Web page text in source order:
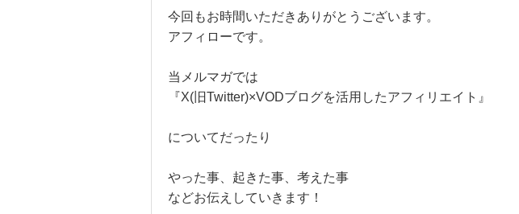
今回もお時間いただきありがとうございます。
アフィローです。
当メルマガでは
『X(旧Twitter)×VODブログを活用したアフィリエイト』
についてだったり
やった事、起きた事、考えた事
などお伝えしていきます！